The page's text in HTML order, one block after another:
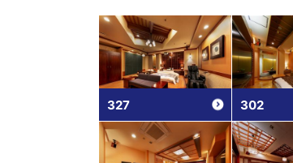
327 302